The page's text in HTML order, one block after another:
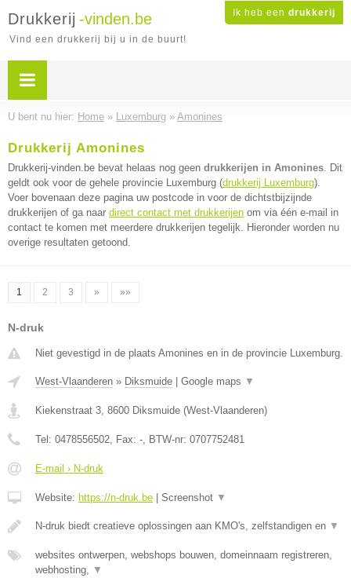
Ik heb een drukkerij
Drukkerij -vinden.be
Vind een drukkerij bij u in de buurt!
U bent nu hier: Home » Luxemburg » Amonines
Drukkerij Amonines
Drukkerij-vinden.be bevat helaas nog geen drukkerijen in Amonines. Dit
geldt ook voor de gehele provincie Luxemburg (drukkerij Luxemburg).
Voer bovenaan deze pagina uw postcode in voor de dichtstbijzijnde
drukkerijen of ga naar direct contact met drukkerijen om via één e-mail in
contact te komen met meerdere drukkerijen tegelijk. Hieronder worden nu
overige resultaten getoond.
1 2 3 » »»
N-druk
Niet gevestigd in de plaats Amonines en in de provincie Luxemburg.
West-Vlaanderen » Diksmuide Google maps ▼
Kiekenstraat 3, 8600 Diksmuide (West-Vlaanderen)
Tel: 0478556502, Fax: -, BTW-nr: 0707752481
E-mail › N-druk
Website: https://n-druk.be Screenshot ▼
N-druk biedt creatieve oplossingen aan KMO's, zelfstandigen en ▼
websites ontwerpen, webshops bouwen, domeinnaam registreren,
webhosting, ▼